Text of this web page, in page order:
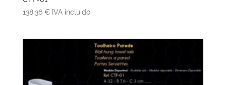
138,36 € IVA incluido